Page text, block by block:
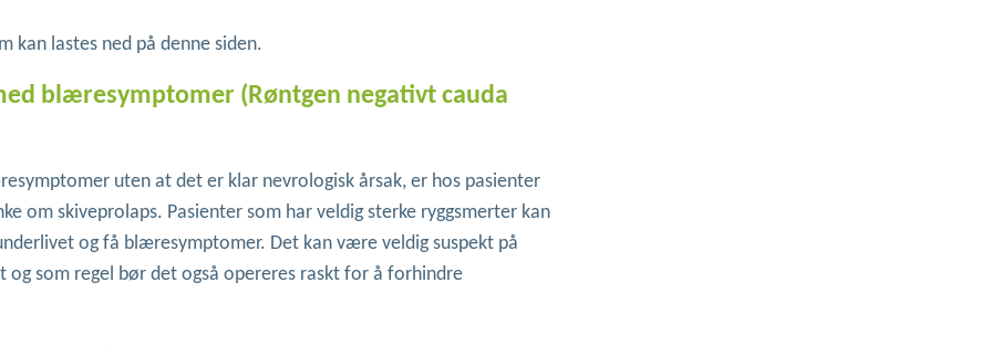
kan lastes ned på denne siden.
blæresymptomer (Røntgen negativt cauda
uten at det er klar nevrologisk årsak, er hos pasienter
om skiveprolaps. Pasienter som har veldig sterke ryggsmerter kan
og få blæresymptomer. Det kan være veldig suspekt på
og som regel bør det også opereres raskt for å forhindre